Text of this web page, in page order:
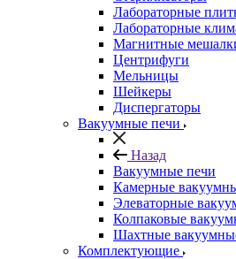
Лабораторные
Лабораторные
Магнитные
Центрифуги
Мельницы
Шейкеры
Диспергаторы
Вакуумные печи
Назад
Вакуумные печи
Камерные
Элеваторные
Колпаковые
Шахтные
Комплектующие